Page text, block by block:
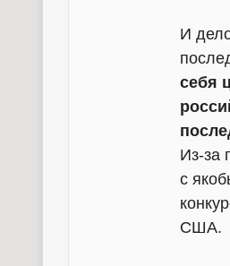
И
себя
Из-за
с
США.